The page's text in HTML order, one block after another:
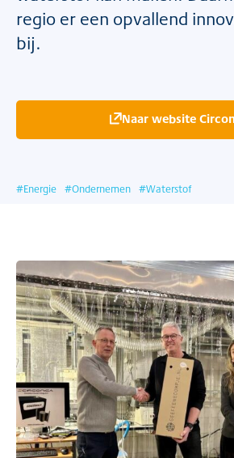
regio er een opvallend
bij.
Naar website
#Energie #Ondernemen #Waterstof